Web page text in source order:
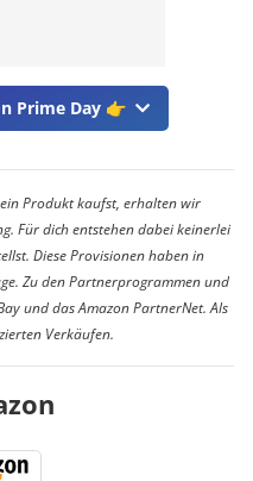
Prime Day 👉
Produkt kaufst, erhalten wir
Für dich entstehen dabei keinerlei
Diese Provisionen haben in
Zu den Partnerprogrammen und
und das Amazon PartnerNet. Als
Verkäufen.